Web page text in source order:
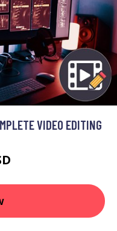
VIDEO EDITING